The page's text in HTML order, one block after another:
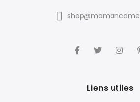
Liens utiles